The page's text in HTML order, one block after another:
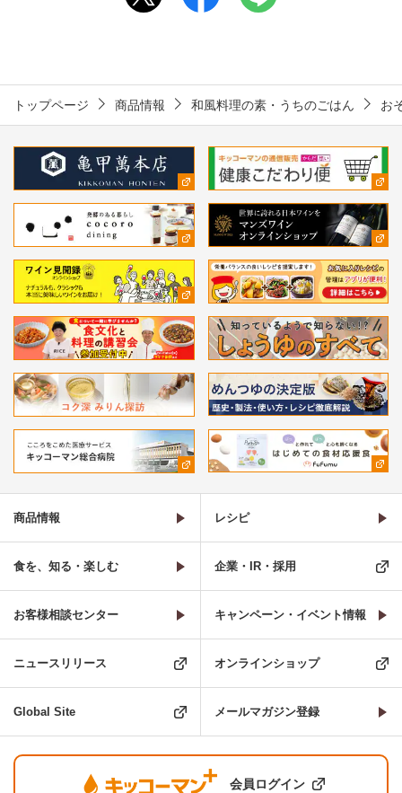
トップページ 商品情報 和風料理の素・うちのごはん お
商品情報 レシピ
食を、知る・楽しむ 企業・IR・採用
お客様相談センター キャンペーン・イベント情報
ニュースリリース オンラインショップ
Global Site メールマガジン登録
会員ログイン